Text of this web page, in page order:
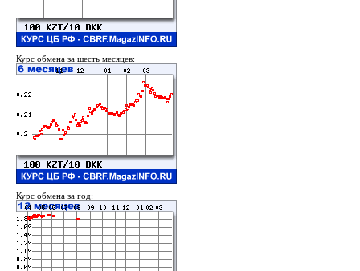
Курс обмена за шесть месяцев:
Курс обмена за год: